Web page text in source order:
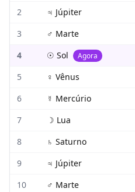
2
♃ Júpiter
3
♂ Marte
4
☉ Sol Agora
5
♀ Vênus
6
☿ Mercúrio
7
☽ Lua
8
♄ Saturno
9
♃ Júpiter
10
♂ Marte